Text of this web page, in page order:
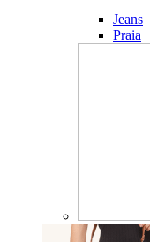
Jeans
Praia